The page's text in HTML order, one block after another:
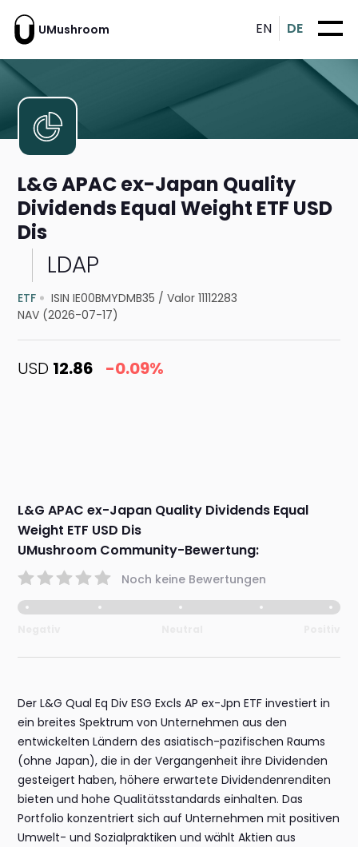
UMushroom EN DE
L&G APAC ex-Japan Quality
Dividends Equal Weight ETF USD
Dis
LDAP
ETF ISIN IE00BMYDMB35 /Valor 11112283
NAV (2026-07-17)
USD 12.86 -0.09%
L&G APAC ex-Japan Quality Dividends Equal
Weight ETF USD Dis
UMushroom Community-Bewertung:
Noch keine Bewertungen
Der L&G Qual Eq Div ESG Excls AP ex-Jpn ETF investiert in
ein breites Spektrum von Unternehmen aus den
entwickelten Ländern des asiatisch-pazifischen Raums
(ohne Japan), die in der Vergangenheit ihre Dividenden
gesteigert haben, höhere erwartete Dividendenrenditen
bieten und hohe Qualitätsstandards einhalten. Das
Portfolio konzentriert sich auf Unternehmen mit positiven
Umwelt- und Sozialpraktiken und wählt Aktien aus